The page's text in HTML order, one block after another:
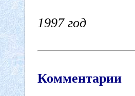
1997 год
Комментарии